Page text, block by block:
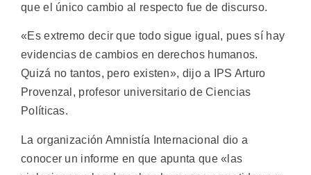
que el único cambio al respecto fue de discurso.
«Es extremo decir que todo sigue igual, pues sí hay
evidencias de cambios en derechos humanos.
Quizá no tantos, pero existen», dijo a IPS Arturo
Provenzal, profesor universitario de Ciencias
Políticas.
La organización Amnistía Internacional dio a
conocer un informe en que apunta que «las